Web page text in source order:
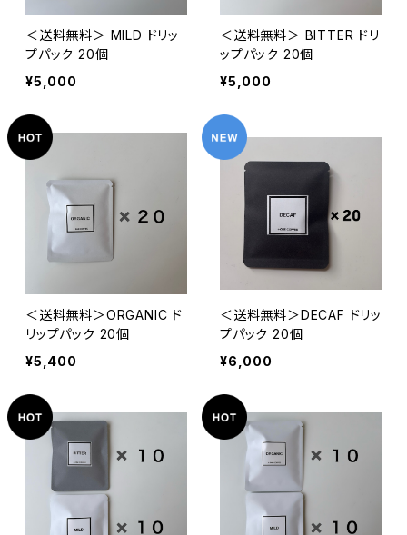
＜送料無料＞ MILD ドリッ
プパック 20個
¥5,000
＜送料無料＞ BITTER ドリ
ップパック 20個
¥5,000
＜送料無料＞ORGANIC ド
リップパック 20個
¥5,400
＜送料無料＞DECAF ドリッ
プパック 20個
¥6,000